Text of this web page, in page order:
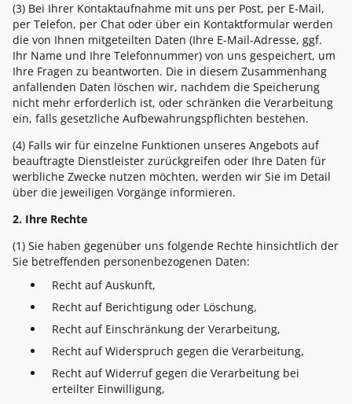
(3) Bei Ihrer Kontaktaufnahme mit uns per Post, per E-Mail,
per Telefon, per Chat oder über ein Kontaktformular werden
die von Ihnen mitgeteilten Daten (Ihre E-Mail-Adresse, ggf.
Ihr Name und Ihre Telefonnummer) von uns gespeichert, um
Ihre Fragen zu beantworten. Die in diesem Zusammenhang
anfallenden Daten löschen wir, nachdem die Speicherung
nicht mehr erforderlich ist, oder schränken die Verarbeitung
ein, falls gesetzliche Aufbewahrungspflichten bestehen.
(4) Falls wir für einzelne Funktionen unseres Angebots auf
beauftragte Dienstleister zurückgreifen oder Ihre Daten für
werbliche Zwecke nutzen möchten, werden wir Sie im Detail
über die jeweiligen Vorgänge informieren.
2. Ihre Rechte
(1) Sie haben gegenüber uns folgende Rechte hinsichtlich der
Sie betreffenden personenbezogenen Daten:
Recht auf Auskunft,
Recht auf Berichtigung oder Löschung,
Recht auf Einschränkung der Verarbeitung,
Recht auf Widerspruch gegen die Verarbeitung,
Recht auf Widerruf gegen die Verarbeitung bei
erteilter Einwilligung,